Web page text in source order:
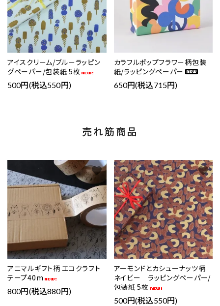
アイスクリーム/ブルーラッピン
グペーパー/包装紙 5枚
500円(税込550円)
カラフルポップフラワー柄包装
紙/ラッピングペーパー
650円(税込715円)
売れ筋商品
アニマルギフト柄 エコクラフト
テープ40m
800円(税込880円)
favorite
アーモンドとカシューナッツ柄
ネイビー ラッピングペーパー/
包装紙 5枚
500円(税込550円)
favorite